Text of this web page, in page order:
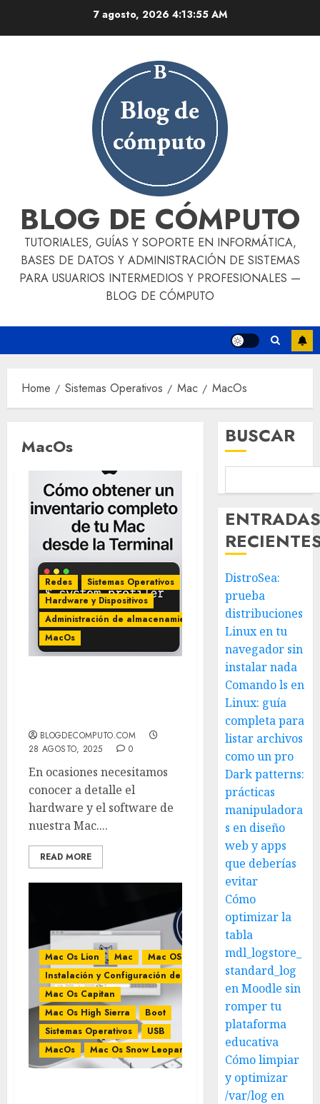
7 agosto, 2026 4:13:56 AM
BLOG DE CÓMPUTO
TUTORIALES, GUÍAS Y SOPORTE EN INFORMÁTICA,
BASES DE DATOS Y ADMINISTRACIÓN DE SISTEMAS
PARA USUARIOS INTERMEDIOS Y PROFESIONALES —
BLOG DE CÓMPUTO
Home Sistemas Operativos Mac MacOs
MacOs
Redes
Sistemas Operativos
Hardware y Dispositivos
Administración de almacenamiento
MacOs
BLOGDECOMPUTO.COM
28 AGOSTO, 2025
0
En ocasiones necesitamos
conocer a detalle el
hardware y el software de
nuestra Mac....
READ MORE
Mac Os Lion Mac
Mac OS X
Instalación y Configuración de Mac
Mac Os Capitan
Mac Os High Sierra
Boot
Sistemas Operativos
USB
MacOs
Mac Os Snow Leopard
BUSCAR
DistroSea:
prueba
distribuciones
Linux en tu
navegador sin
instalar nada
Comando ls en
Linux: guía
completa para
listar archivos
como un pro
Dark patterns:
prácticas
manipuladora
s en diseño
web y apps
que deberías
evitar
Cómo
optimizar la
tabla
mdl_logstore_
standard_log
en Moodle sin
romper tu
plataforma
educativa
Cómo limpiar
y optimizar
/var/log en